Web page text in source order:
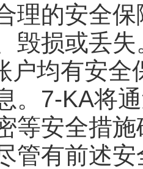
理的安全
毁损或丢失
均有安全
。7-KA将
等安全措
管有前述